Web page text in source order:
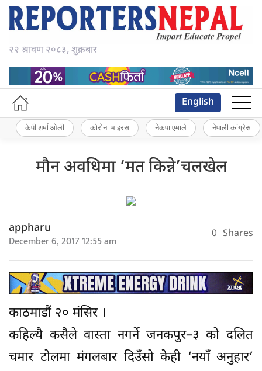
२२ श्रावण २०८३, शुक्रबार
English
केपी शर्मा ओली कोरोना भाइरस नेकपा एमाले नेपाली कांग्रेस
मौन अवधिमा ‘मत किन्ने’चलखेल
appharu
December 6, 2017 12:55 am 0 Shares
काठमाडौं २० मंसिर ।
कहिल्यै कसैले वास्ता नगर्ने जनकपुर–३ को दलित
चमार टोलमा मंगलबार दिउँसो केही ‘नयाँ अनुहार’